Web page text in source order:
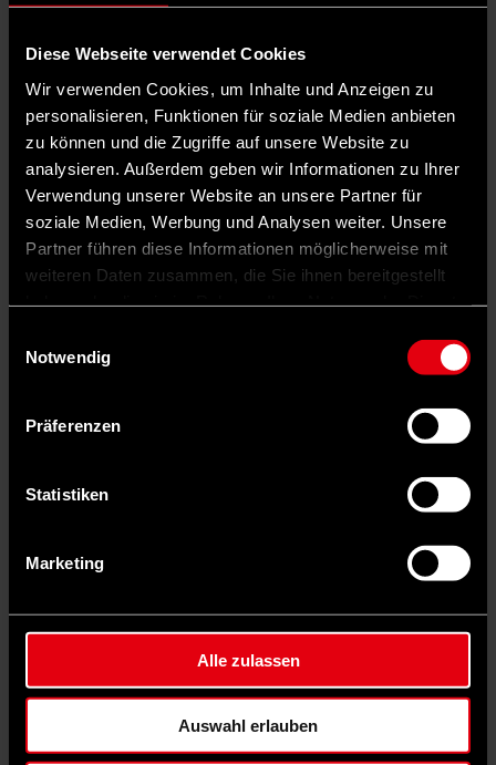
Diese Webseite verwendet Cookies
Wir verwenden Cookies, um Inhalte und Anzeigen zu
personalisieren, Funktionen für soziale Medien anbieten
zu können und die Zugriffe auf unsere Website zu
analysieren. Außerdem geben wir Informationen zu Ihrer
Verwendung unserer Website an unsere Partner für
soziale Medien, Werbung und Analysen weiter. Unsere
Partner führen diese Informationen möglicherweise mit
weiteren Daten zusammen, die Sie ihnen bereitgestellt
Notwendig
Präferenzen
Statistiken
Marketing
Alle zulassen
Auswahl erlauben